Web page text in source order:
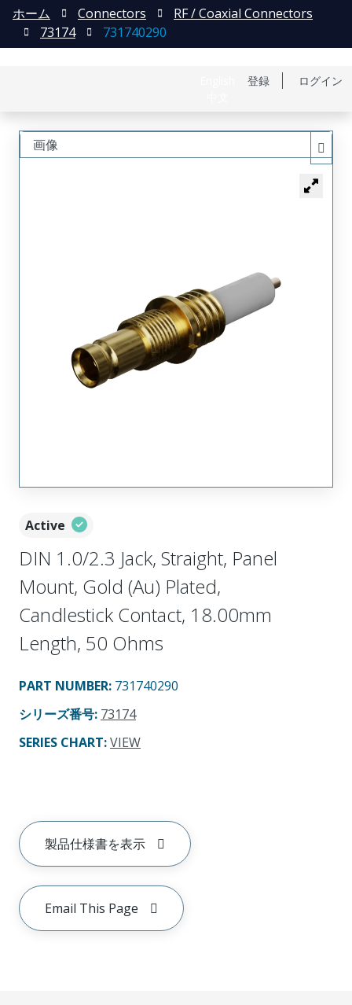
登録 ログイン
ホーム Connectors
RF / Coaxial Connectors
73174
731740290
Active
DIN 1.0/2.3 Jack, Straight, Panel
Mount, Gold (Au) Plated,
Candlestick Contact, 18.00mm
Length, 50 Ohms
PART NUMBER: 731740290
シリーズ番号: 73174
SERIES CHART:VIEW
製品仕様書を表示
Email This Page
画像